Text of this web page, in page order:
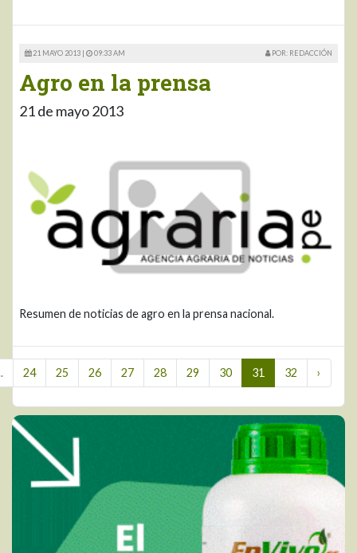
21 MAYO 2013 | 09:33 AM POR: REDACCIÓN
Agro en la prensa
21 de mayo 2013
Resumen de noticias de agro en la prensa nacional.
24 25 26 27 28 29 30 31 32 ›